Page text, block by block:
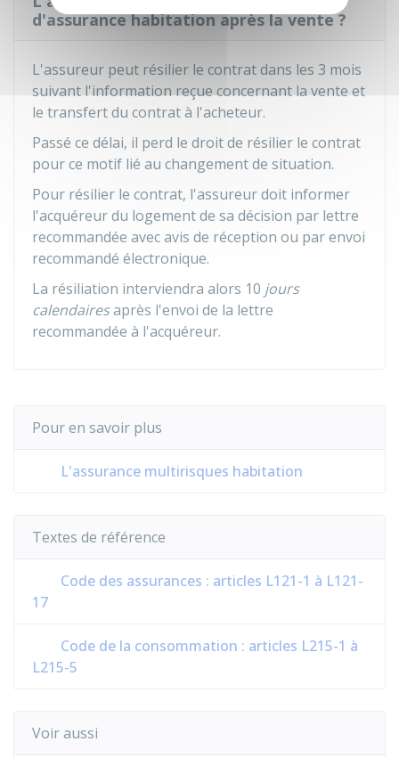
d'assurance habitation après la vente ?
L'assureur peut résilier le contrat dans les 3 mois
suivant l'information reçue concernant la vente et
le transfert du contrat à l'acheteur.
Passé ce délai, il perd le droit de résilier le contrat
pour ce motif lié au changement de situation.
Pour résilier le contrat, l'assureur doit informer
l'acquéreur du logement de sa décision par lettre
recommandée avec avis de réception ou par envoi
recommandé électronique.
La résiliation interviendra alors 10 jours
calendairesaprès l'envoi de la lettre
recommandée à l'acquéreur.
Pour en savoir plus
L'assurance multirisques habitation
Textes de référence
Code des assurances : articles L121-1 à L121-
17
Code de la consommation : articles L215-1 à
L215-5
Voir aussi